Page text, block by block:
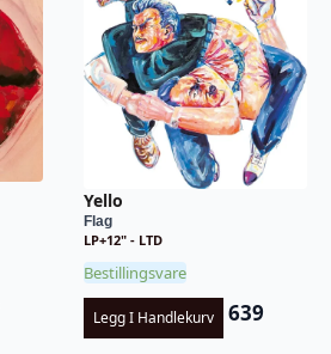
Yello
Flag
LP+12" - LTD
Bestillingsvare
Legg I Handlekurv 639